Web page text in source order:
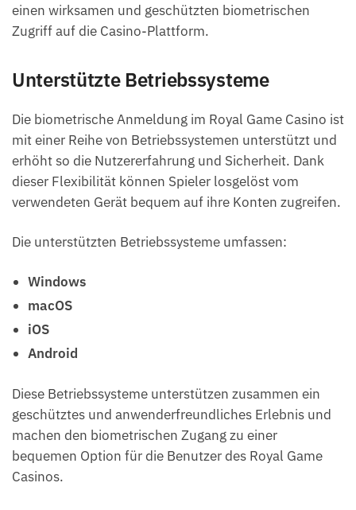
einen wirksamen und geschützten biometrischen
Zugriff auf die Casino-Plattform.
Unterstützte Betriebssysteme
Die biometrische Anmeldung im Royal Game Casino ist
mit einer Reihe von Betriebssystemen unterstützt und
erhöht so die Nutzererfahrung und Sicherheit. Dank
dieser Flexibilität können Spieler losgelöst vom
verwendeten Gerät bequem auf ihre Konten zugreifen.
Die unterstützten Betriebssysteme umfassen:
Windows
macOS
iOS
Android
Diese Betriebssysteme unterstützen zusammen ein
geschütztes und anwenderfreundliches Erlebnis und
machen den biometrischen Zugang zu einer
bequemen Option für die Benutzer des Royal Game
Casinos.